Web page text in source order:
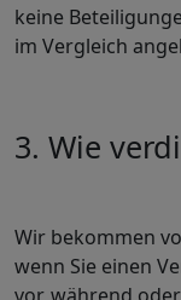
keine
im Vergleich
3. Wie
Wir bekommen
wenn Sie einen